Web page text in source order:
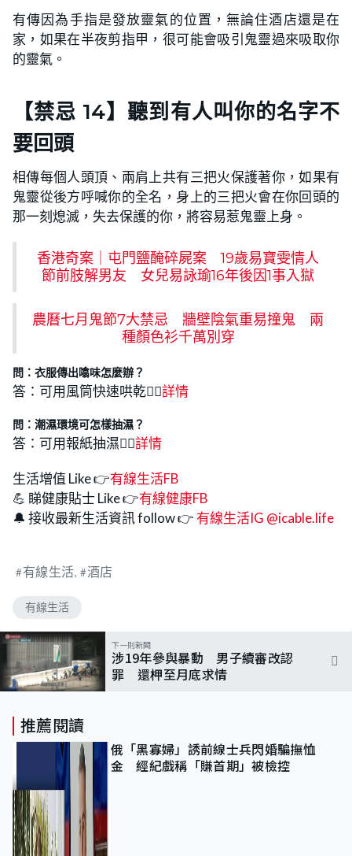
有傳因為手指是發放靈氣的位置，無論住酒店還是在
家，如果在半夜剪指甲，很可能會吸引鬼靈過來吸取你
的靈氣。
【禁忌 14】聽到有人叫你的名字不
要回頭
相傳每個人頭頂、兩肩上共有三把火保護著你，如果有
鬼靈從後方呼喊你的全名，身上的三把火會在你回頭的
那一刻熄滅，失去保護的你，將容易惹鬼靈上身。
香港奇案｜屯門鹽醃碎屍案 19歲易寶雯情人
節前肢解男友 女兒易詠瑜16年後因1事入獄
農曆七月鬼節7大禁忌 牆壁陰氣重易撞鬼 兩
種顏色衫千萬別穿
問：衣服傳出噏味怎麼辦？
答：可用風筒快速哄乾👉🏻詳情
問：潮濕環境可怎樣抽濕？
答：可用報紙抽濕👉🏻詳情
生活增值 Like 👉有線生活FB
💪 睇健康貼士 Like 👉有線健康FB
🔔 接收最新生活資訊 follow 👉 有線生活IG @icable.life
有線生活 酒店
有線生活
下一則新聞
涉19年參與暴動 男子續審改認
罪 還柙至月底求情
推薦閱讀
俄「黑寡婦」誘前線士兵閃婚騙撫恤
金 經紀戲稱「賺首期」被檢控